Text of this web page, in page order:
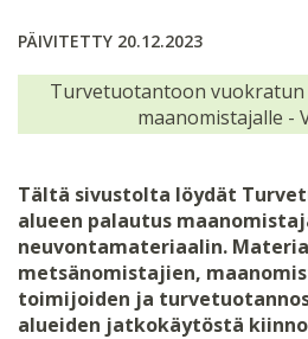
PÄIVITETTY 20.12.2023
Tältä sivustolta löydät
alueen palautus
neuvontamateriaalin.
metsänomistajien,
toimijoiden ja
alueiden jatkokäytöstä
Turvetuotantoon vuokratun
maanomistajalle -